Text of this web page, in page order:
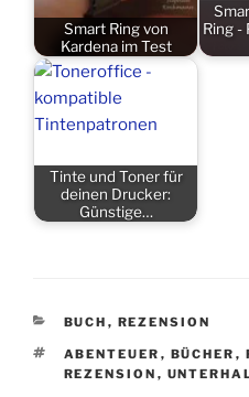
Smart Ring von
Kardena im Test
Ring -
Tinte und Toner für
deinen Drucker:
Günstige…
KATEGORIEN
BUCH , REZENSION
SCHLAGWÖRTER
ABENTEUER , BÜCHER ,
REZENSION ,